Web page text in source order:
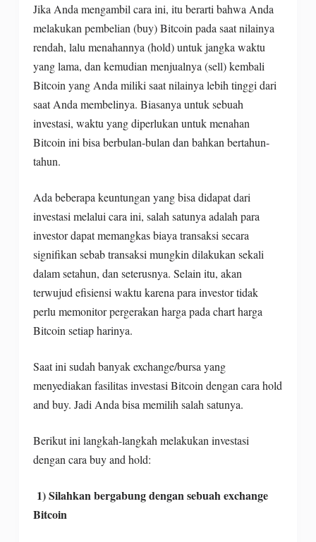
Jika Anda mengambil cara ini, itu berarti bahwa Anda
melakukan pembelian (buy) Bitcoin pada saat nilainya
rendah, lalu menahannya (hold) untuk jangka waktu
yang lama, dan kemudian menjualnya (sell) kembali
Bitcoin yang Anda miliki saat nilainya lebih tinggi dari
saat Anda membelinya. Biasanya untuk sebuah
investasi, waktu yang diperlukan untuk menahan
Bitcoin ini bisa berbulan-bulan dan bahkan bertahun-
tahun.
Ada beberapa keuntungan yang bisa didapat dari
investasi melalui cara ini, salah satunya adalah para
investor dapat memangkas biaya transaksi secara
signifikan sebab transaksi mungkin dilakukan sekali
dalam setahun, dan seterusnya. Selain itu, akan
terwujud efisiensi waktu karena para investor tidak
perlu memonitor pergerakan harga pada chart harga
Bitcoin setiap harinya.
Saat ini sudah banyak exchange/bursa yang
menyediakan fasilitas investasi Bitcoin dengan cara hold
and buy. Jadi Anda bisa memilih salah satunya.
Berikut ini langkah-langkah melakukan investasi
dengan cara buy and hold:
1) Silahkan bergabung dengan sebuah exchange
Bitcoin